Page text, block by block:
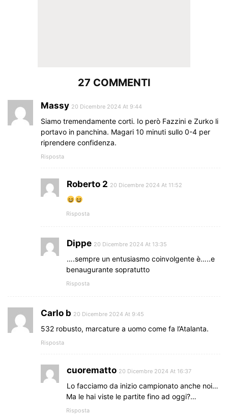
27 COMMENTI
Massy 20 Dicembre 2024 At 9:44
Siamo tremendamente corti. Io però Fazzini e Zurko li
portavo in panchina. Magari 10 minuti sullo 0-4 per
riprendere confidenza.
Risposta
Roberto 2 20 Dicembre 2024 At 11:52
Risposta
Dippe 20 Dicembre 2024 At 13:35
….sempre un entusiasmo coinvolgente è…..e
benaugurante sopratutto
Risposta
Carlo b 20 Dicembre 2024 At 9:45
532 robusto, marcature a uomo come fa l’Atalanta.
Risposta
cuorematto 20 Dicembre 2024 At 16:37
Lo facciamo da inizio campionato anche noi…
Ma le hai viste le partite fino ad oggi?…
Risposta